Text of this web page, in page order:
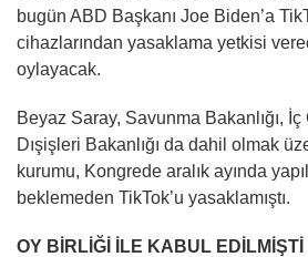
bugün ABD Başkanı Joe Biden’a
cihazlarından yasaklama yetkisi
oylayacak.
Beyaz Saray, Savunma Bakanlığı,
Dışişleri Bakanlığı da dahil olmak
kurumu, Kongrede aralık ayında
beklemeden TikTok’u yasaklamıştı.
OY BİRLİĞİ İLE KABUL EDİLMİŞTİ